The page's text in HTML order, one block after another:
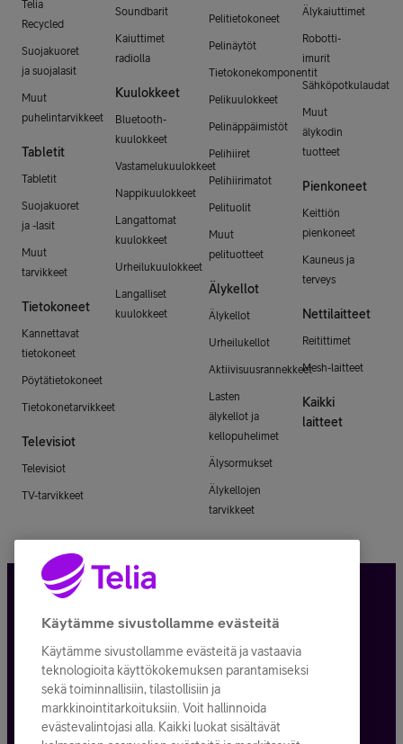
Telia
Recycled
Suojakuoret
ja suojalasit
Muut
puhelintarvikkeet
Tabletit
Tabletit
Suojakuoret
ja -lasit
Muut
tarvikkeet
Tietokoneet
Kannettavat
tietokoneet
Pöytätietokoneet
Tietokonetarvikkeet
Televisiot
Televisiot
TV-tarvikkeet
Soundbarit
Kaiuttimet
radiolla
Kuulokkeet
Bluetooth-
kuulokkeet
Vastamelukuulokkeet
Nappikuulokkeet
Langattomat
kuulokkeet
Urheilukuulokkeet
Langalliset
kuulokkeet
Pelitietokoneet
Pelinäytöt
Tietokonekomponentit
Pelikuulokkeet
Pelinäppäimistöt
Pelihiiret
Pelihiirimatot
Pelituolit
Muut
pelituotteet
Älykellot
Älykellot
Urheilukellot
Aktiivisuusrannekkeet
Lasten
älykellot ja
kellopuhelimet
Älysormukset
Älykellojen
tarvikkeet
Älykaiuttimet
Robotti-
imurit
Sähköpotkulaudat
Muut
älykodin
tuotteet
Pienkoneet
Keittiön
pienkoneet
Kauneus ja
terveys
Nettilaitteet
Reitittimet
Mesh-laitteet
Kaikki
laitteet
Tietosuoja ja -turva
Tilauksen peruuttaminen
Käyttöehdot
Evästeiden käyttö
Käytämme sivustollamme evästeitä
Käytämme sivustollamme evästeitä ja vastaavia
teknologioita käyttökokemuksen parantamiseksi
sekä toiminnallisiin, tilastollisiin ja
markkinointitarkoituksiin. Voit hallinnoida
evästevalintojasi alla. Kaikki luokat sisältävät